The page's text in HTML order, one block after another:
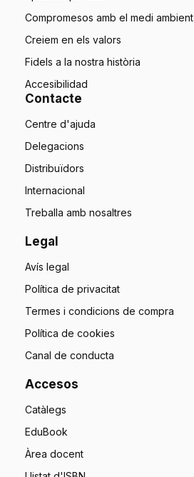
Compromesos amb el medi ambient
Creiem en els valors
Fidels a la nostra història
Accesibilidad
Contacte
Centre d'ajuda
Delegacions
Distribuïdors
Internacional
Treballa amb nosaltres
Legal
Avís legal
Política de privacitat
Termes i condicions de compra
Política de cookies
Canal de conducta
Accesos
Catàlegs
EduBook
Àrea docent